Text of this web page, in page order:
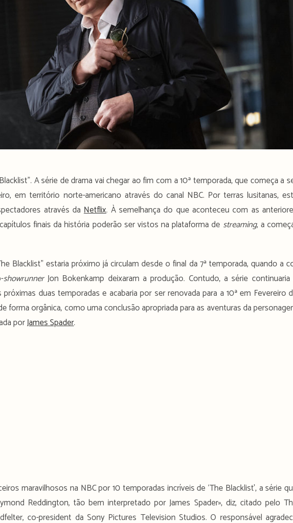
A série de drama vai chegar ao fim com a 10ª temporada, que começa a
em território norte-americano através do canal NBC. Por terras lusitanas,
através daNetflix. À semelhança do que aconteceu com as
finais da história poderão ser vistos na plataforma de streaming, a
Blacklist” estaria próximo já circulam desde o final da 7ª temporada, quando a
showrunnerJon Bokenkamp deixaram a produção. Contudo, a série continuaria
duas temporadas e acabaria por ser renovada para a 10ª em Fevereiro
forma orgânica, como uma conclusão apropriada para as aventuras da
porJames Spader.
maravilhosos na NBC por 10 temporadas incríveis de ‘The Blacklist’, a série
Reddington, tão bem interpretado por James Spader», diz, citado pelo
co-president da Sony Pictures Television Studios. O responsável